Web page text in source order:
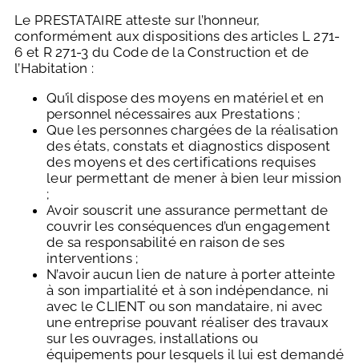
Le PRESTATAIRE atteste sur l’honneur,
conformément aux dispositions des articles L 271-
6 et R 271-3 du Code de la Construction et de
l’Habitation :
Qu’il dispose des moyens en matériel et en
personnel nécessaires aux Prestations ;
Que les personnes chargées de la réalisation
des états, constats et diagnostics disposent
des moyens et des certifications requises
leur permettant de mener à bien leur mission
;
Avoir souscrit une assurance permettant de
couvrir les conséquences d’un engagement
de sa responsabilité en raison de ses
interventions ;
N’avoir aucun lien de nature à porter atteinte
à son impartialité et à son indépendance, ni
avec le CLIENT ou son mandataire, ni avec
une entreprise pouvant réaliser des travaux
sur les ouvrages, installations ou
équipements pour lesquels il lui est demandé